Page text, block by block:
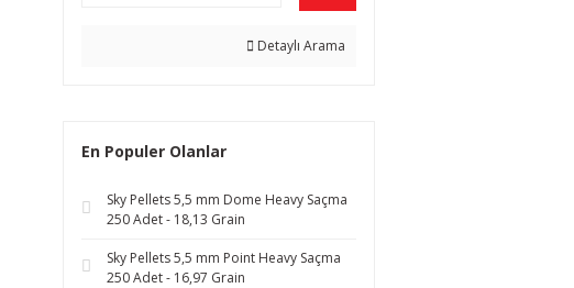
Detaylı Arama
En Populer Olanlar
Sky Pellets 5,5 mm Dome Heavy Saçma
250 Adet - 18,13 Grain
Sky Pellets 5,5 mm Point Heavy Saçma
250 Adet - 16,97 Grain